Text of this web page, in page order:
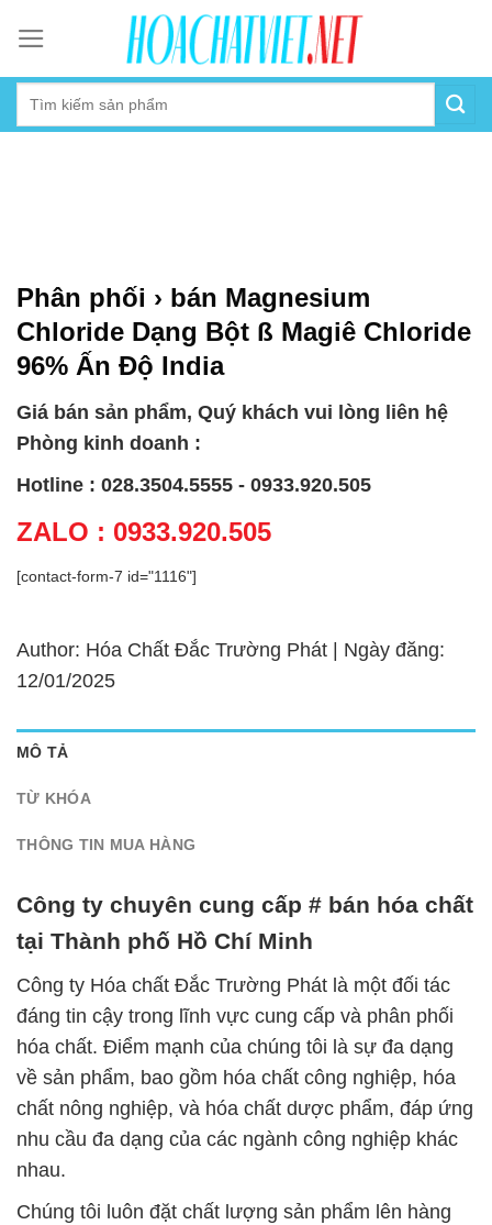
content
Phân phối › bán Magnesium
Chloride Dạng Bột ß Magiê Chloride
96% Ấn Độ India
Giá bán sản phẩm, Quý khách vui lòng liên hệ
Phòng kinh doanh :
Hotline : 028.3504.5555 - 0933.920.505
ZALO : 0933.920.505
[contact-form-7 id="1116"]
Author: Hóa Chất Đắc Trường Phát | Ngày đăng:
12/01/2025
MÔ TẢ
TỪ KHÓA
THÔNG TIN MUA HÀNG
Công ty chuyên cung cấp # bán hóa chất
tại Thành phố Hồ Chí Minh
Công ty Hóa chất Đắc Trường Phát là một đối tác
đáng tin cậy trong lĩnh vực cung cấp và phân phối
hóa chất. Điểm mạnh của chúng tôi là sự đa dạng
về sản phẩm, bao gồm hóa chất công nghiệp, hóa
chất nông nghiệp, và hóa chất dược phẩm, đáp ứng
nhu cầu đa dạng của các ngành công nghiệp khác
nhau.
Chúng tôi luôn đặt chất lượng sản phẩm lên hàng